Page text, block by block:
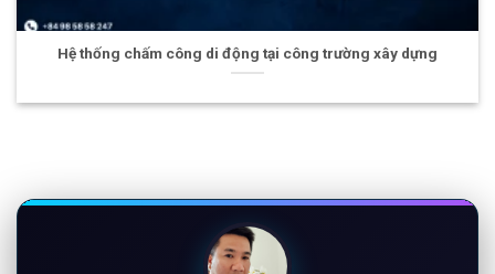
Giám sát dữ liệu tàu thuyền nội địa bằng Router 4G Sim kép